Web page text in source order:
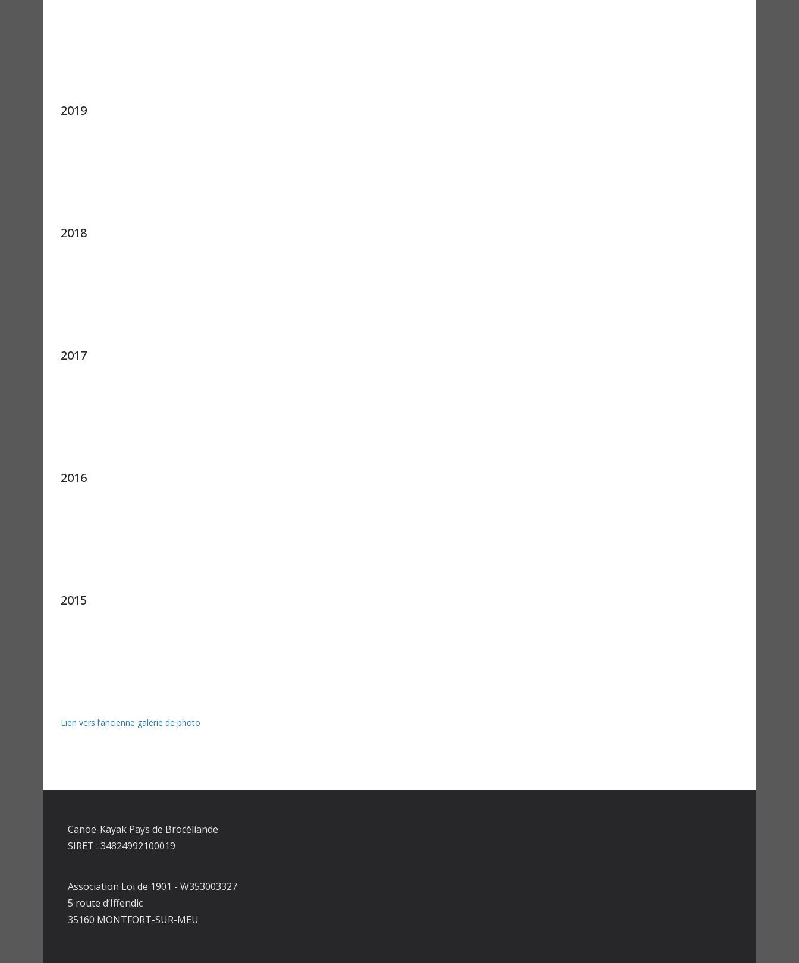
2019
2018
2017
2016
2015
Lien vers l’ancienne galerie de photo
Canoë-Kayak Pays de Brocéliande
SIRET : 34824992100019
Association Loi de 1901 - W353003327
5 route d’Iffendic
35160 MONTFORT-SUR-MEU